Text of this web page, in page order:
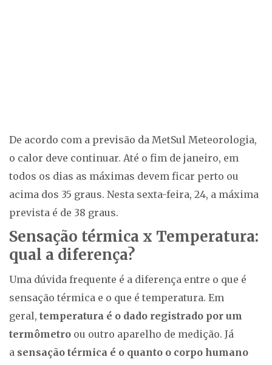
De acordo com a previsão da MetSul Meteorologia,
o calor deve continuar. Até o fim de janeiro, em
todos os dias as máximas devem ficar perto ou
acima dos 35 graus. Nesta sexta-feira, 24, a máxima
prevista é de 38 graus.
Sensação térmica x Temperatura:
qual a diferença?
Uma dúvida frequente é a diferença entre o que é
sensação térmica e o que é temperatura. Em
geral, temperatura é o dado registrado por um
termômetro ou outro aparelho de medição. Já
a sensação térmica é o quanto o corpo humano